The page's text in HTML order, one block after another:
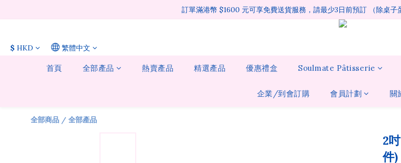
訂單滿港幣 $1600 元可享免費送貨服務，請最少3日前預訂 （除桌子
$ HKD 繁體中文
首頁 全部產品 熱賣產品 精選產品 優惠禮盒 Soulmate Pâtisserie
企業/到會訂購 會員計劃 關
全部商品 / 全部產品
2
件)